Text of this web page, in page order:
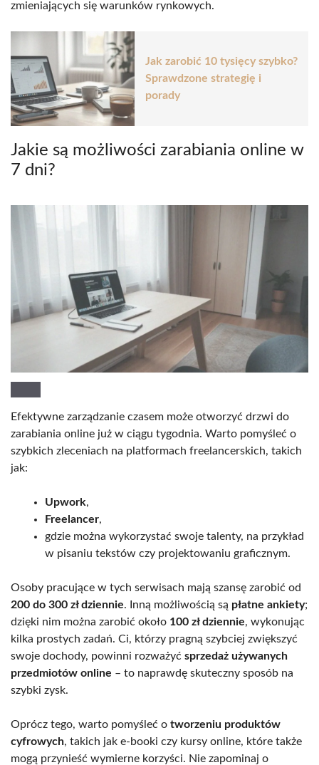
zmieniających się warunków rynkowych.
Jak zarobić 10 tysięcy szybko?
Sprawdzone strategię i
porady
Jakie są możliwości zarabiania online w
7 dni?
Efektywne zarządzanie czasem może otworzyć drzwi do
zarabiania online już w ciągu tygodnia. Warto pomyśleć o
szybkich zleceniach na platformach freelancerskich, takich
jak:
Upwork,
Freelancer,
gdzie można wykorzystać swoje talenty, na przykład
w pisaniu tekstów czy projektowaniu graficznym.
Osoby pracujące w tych serwisach mają szansę zarobić od
200 do 300 zł dziennie. Inną możliwością są płatne ankiety;
dzięki nim można zarobić około 100 zł dziennie, wykonując
kilka prostych zadań. Ci, którzy pragną szybciej zwiększyć
swoje dochody, powinni rozważyć sprzedaż używanych
przedmiotów online – to naprawdę skuteczny sposób na
szybki zysk.
Oprócz tego, warto pomyśleć o tworzeniu produktów
cyfrowych, takich jak e-booki czy kursy online, które także
mogą przynieść wymierne korzyści. Nie zapominaj o